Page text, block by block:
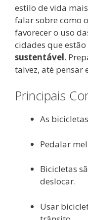
estilo de vida
falar sobre como o
favorecer o uso
cidades que
sustentável.
talvez, até pensar
Principais
As
Pedalar
Bicicletas
deslocar.
Usar